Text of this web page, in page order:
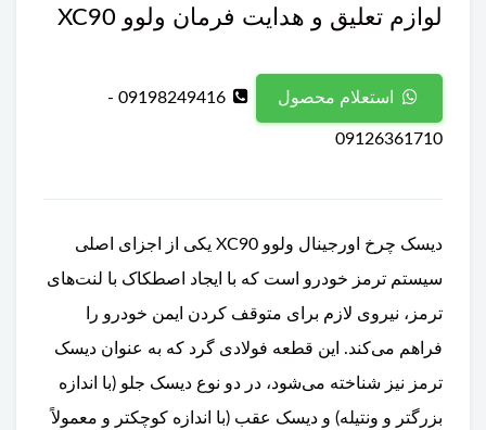
لوازم تعلیق و هدایت فرمان ولوو XC90
استعلام محصول 09198249416 -
09126361710
دیسک چرخ اورجینال ولوو XC90 یکی از اجزای اصلی
سیستم ترمز خودرو است که با ایجاد اصطکاک با لنت‌های
ترمز، نیروی لازم برای متوقف کردن ایمن خودرو را
فراهم می‌کند. این قطعه فولادی گرد که به عنوان دیسک
ترمز نیز شناخته می‌شود، در دو نوع دیسک جلو (با اندازه
بزرگتر و ونتیله) و دیسک عقب (با اندازه کوچکتر و معمولاً